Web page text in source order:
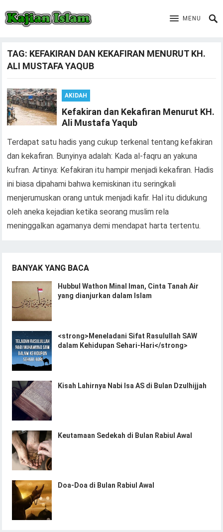
MENU
TAG: KEFAKIRAN DAN KEKAFIRAN MENURUT KH.
ALI MUSTAFA YAQUB
AKIDAH
Kefakiran dan Kekafiran Menurut KH.
Ali Mustafa Yaqub
Terdapat satu hadis yang cukup terkenal tentang kefakiran
dan kekafiran. Bunyinya adalah: Kada al-faqru an yakuna
kufran. Artinya: Kefakiran itu hampir menjadi kekafiran. Hadis
ini biasa dipahami bahwa kemiskinan itu seringkali
menjerumuskan orang untuk menjadi kafir. Hal itu didukung
oleh aneka kejadian ketika seorang muslim rela
meninggalkan agamanya demi mendapat harta tertentu.
BANYAK YANG BACA
Hubbul Wathon Minal Iman, Cinta Tanah Air
yang dianjurkan dalam Islam
<strong>Meneladani Sifat Rasulullah SAW
dalam Kehidupan Sehari-Hari</strong>
Kisah Lahirnya Nabi Isa AS di Bulan Dzulhijjah
Keutamaan Sedekah di Bulan Rabiul Awal
Doa-Doa di Bulan Rabiul Awal